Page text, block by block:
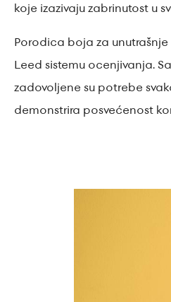
koje izazivaju zabrinutost u
Porodica boja za
Leed sistemu ocenjivanja.
zadovoljene su potrebe
demonstrira posvećenost